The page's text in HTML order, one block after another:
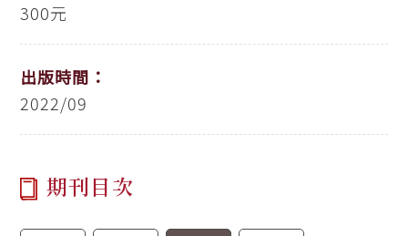
300元
出版時間：
2022/09
期刊目次